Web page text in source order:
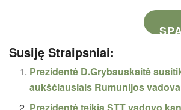
Susiję Straipsniai:
Prezidentė D.Grybauskaitė
aukščiausiais Rumunijos